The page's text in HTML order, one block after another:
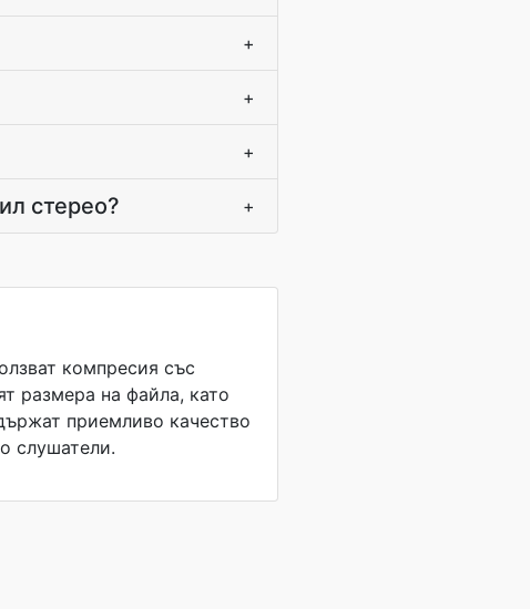
+
+
+
стерео? +
компресия със
размера на файла, като
приемливо качество
слушатели.